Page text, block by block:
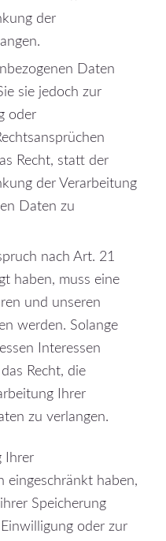
der
Daten
sie jedoch zur
oder
Recht, statt der
der Verarbeitung
Daten zu
nach Art. 21
haben, muss eine
und unseren
werden. Solange
Interessen
Recht, die
Ihrer
zu verlangen.
Ihrer
eingeschränkt haben,
Speicherung
oder zur